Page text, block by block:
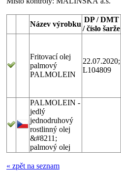
Název výrobku
DP / DMT
/ číslo šarže
Fritovací olej
palmový
PALMOLEIN
22.07.2020;
L104809
PALMOLEIN -
jedlý
jednodruhový
rostlinný olej
&#8211;
palmový olej
« zpět na seznam